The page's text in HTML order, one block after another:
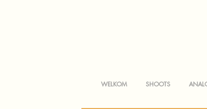
WELKOM SHOOTS